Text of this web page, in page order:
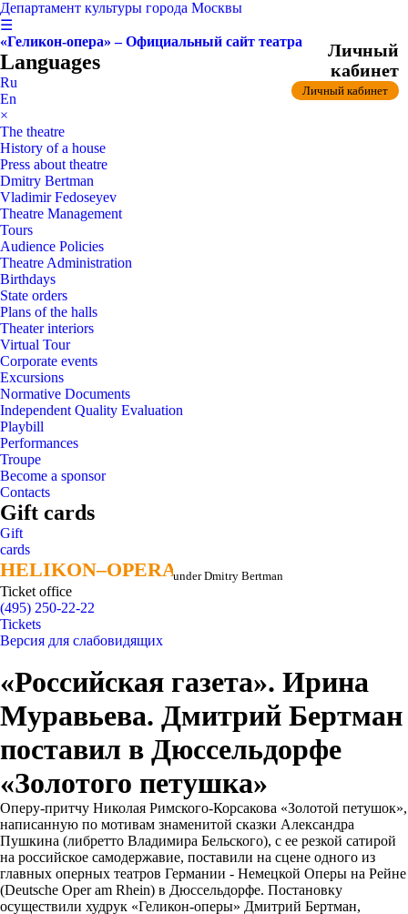
Департамент культуры города Москвы
☰
«Геликон-опера» – Официальный сайт театра
Languages
Ru
En
×
The theatre
History of a house
Press about theatre
Dmitry Bertman
Vladimir Fedoseyev
Theatre Management
Tours
Audience Policies
Theatre Administration
Birthdays
State orders
Plans of the halls
Theater interiors
Virtual Tour
Corporate events
Excursions
Normative Documents
Independent Quality Evaluation
Playbill
Performances
Troupe
Become a sponsor
Contacts
Gift cards
Gift
cards
HELIKON–OPERA
HELIKON–OPERAunder Dmitry Bertman
Ticket office
(495) 250-22-22
Личный
кабинет
Личный кабинет
Tickets
Версия для слабовидящих
«Российская газета». Ирина
Муравьева. Дмитрий Бертман
поставил в Дюссельдорфе
«Золотого петушка»
Оперу-притчу Николая Римского-Корсакова «Золотой петушок»,
написанную по мотивам знаменитой сказки Александра
Пушкина (либретто Владимира Бельского), с ее резкой сатирой
на российское самодержавие, поставили на сцене одного из
главных оперных театров Германии - Немецкой Оперы на Рейне
(Deutsche Oper am Rhein) в Дюссельдорфе. Постановку
осуществили худрук «Геликон-оперы» Дмитрий Бертман,